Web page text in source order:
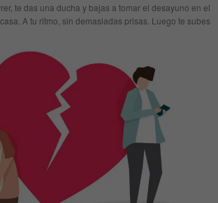
te das una ducha y bajas a tomar el desayuno en el
A tu ritmo, sin demasiadas prisas. Luego te subes